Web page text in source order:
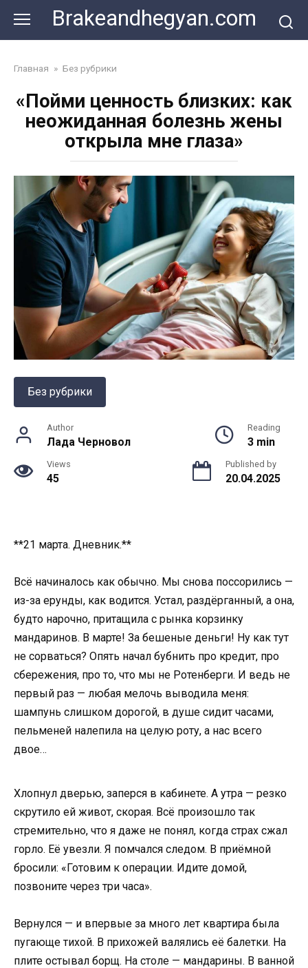
content
Brakeandhegyan.com
Главная » Без рубрики
«Пойми ценность близких: как
неожиданная болезнь жены
открыла мне глаза»
Без рубрики
Author
Лада Черновол
Reading
3 min
Views
45
Published by
20.04.2025
**21 марта. Дневник.**
Всё начиналось как обычно. Мы снова поссорились —
из-за ерунды, как водится. Устал, раздёрганный, а она,
будто нарочно, притащила с рынка корзинку
мандаринов. В марте! За бешеные деньги! Ну как тут
не сорваться? Опять начал бубнить про кредит, про
сбережения, про то, что мы не Ротенберги. И ведь не
первый раз — любая мелочь выводила меня:
шампунь слишком дорогой, в душе сидит часами,
пельменей налепила на целую роту, а нас всего
двое…
Хлопнул дверью, заперся в кабинете. А утра — резко
скрутило ей живот, скорая. Всё произошло так
стремительно, что я даже не понял, когда страх сжал
горло. Её увезли. Я помчался следом. В приёмной
бросили: «Готовим к операции. Идите домой,
позвоните через три часа».
Вернулся — и впервые за много лет квартира была
пугающе тихой. В прихожей валялись её балетки. На
плите остывал борщ. На столе — мандарины. В ванной